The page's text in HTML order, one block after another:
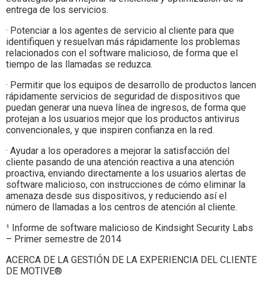
entrega de los servicios.
· Potenciar a los agentes de servicio al cliente para que
identifiquen y resuelvan más rápidamente los problemas
relacionados con el software malicioso, de forma que el
tiempo de las llamadas se reduzca.
· Permitir que los equipos de desarrollo de productos lancen
rápidamente servicios de seguridad de dispositivos que
puedan generar una nueva línea de ingresos, de forma que
protejan a los usuarios mejor que los productos antivirus
convencionales, y que inspiren confianza en la red.
· Ayudar a los operadores a mejorar la satisfacción del
cliente pasando de una atención reactiva a una atención
proactiva, enviando directamente a los usuarios alertas de
software malicioso, con instrucciones de cómo eliminar la
amenaza desde sus dispositivos, y reduciendo así el
número de llamadas a los centros de atención al cliente.
¹ Informe de software malicioso de Kindsight Security Labs
– Primer semestre de 2014
ACERCA DE LA GESTIÓN DE LA EXPERIENCIA DEL CLIENTE
DE MOTIVE®